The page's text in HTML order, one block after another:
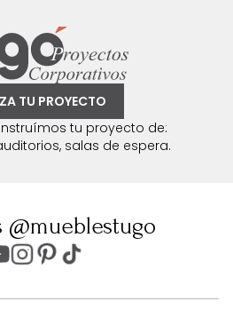
TU PROYECTO
tu proyecto de:
salas de espera.
@mueblestugo